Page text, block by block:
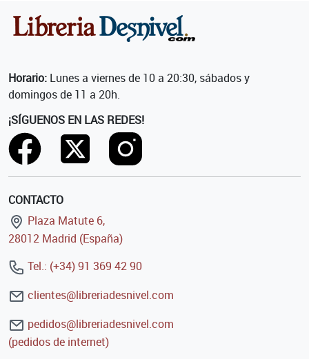
Horario: Lunes a viernes de 10 a 20:30, sábados y
domingos de 11 a 20h.
¡SÍGUENOS EN LAS REDES!
CONTACTO
Plaza Matute 6,
28012 Madrid (España)
Tel.: (+34) 91 369 42 90
clientes@libreriadesnivel.com
pedidos@libreriadesnivel.com
(pedidos de internet)